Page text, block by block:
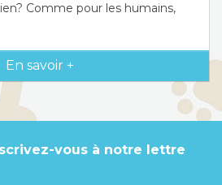
Comme pour les humains,
En savoir +
vous à notre lettre